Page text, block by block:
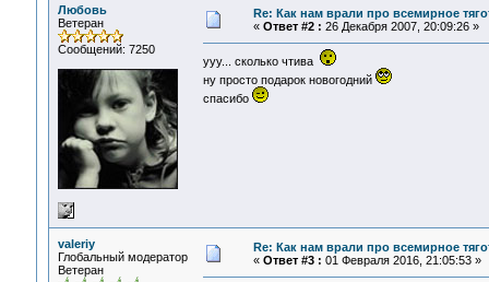
Любовь
Ветеран
Сообщений: 7250
Re: Как нам врали про всемирное
« Ответ #2 : 26 Декабря 2007, 20:09:26 »
ууу... сколько чтива
ну просто подарок новогодний
спасибо
valeriy
Глобальный модератор
Ветеран
Re: Как нам врали про всемирное
« Ответ #3 : 01 Февраля 2016, 21:05:53 »